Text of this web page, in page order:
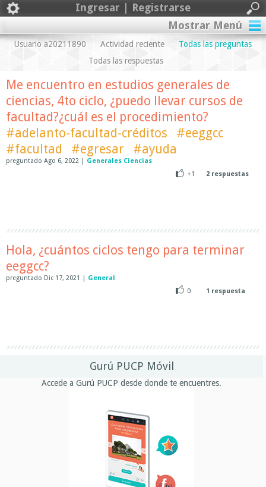
Ingresar | Registrarse
Mostrar Menú
Usuario a20211890 Actividad reciente
Todas las preguntas
Todas las respuestas
Me encuentro en estudios generales de
ciencias, 4to ciclo, ¿puedo llevar cursos de
facultad?¿cuál es el procedimiento?
#adelanto-facultad-créditos
#eeggcc
#facultad
#egresar #ayuda
preguntado Ago 6, 2022 | Generales Ciencias
+1
2 respuestas
Hola, ¿cuántos ciclos tengo para terminar
eeggcc?
preguntado Dic 17, 2021 | General
0
1 respuesta
Gurú PUCP Móvil
Accede a Gurú PUCP desde donde te encuentres.